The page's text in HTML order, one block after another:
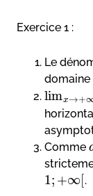
Exercice 1 :
Le
domaine
limx→+
Comme
1; +∞ .